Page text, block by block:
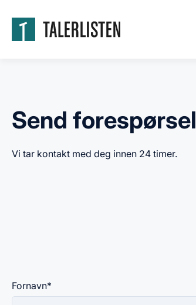
Send forespørsel
Vi tar kontakt med deg innen 24 timer.
Fornavn*